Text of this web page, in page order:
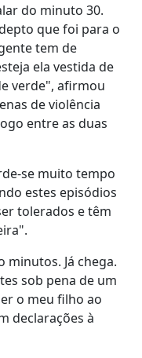
do minuto 30.
que foi para o
tem de
ela vestida de
verde", afirmou
de violência
entre as duas
se muito tempo
estes episódios
tolerados e têm
minutos. Já chega.
sob pena de um
o meu filho ao
declarações à